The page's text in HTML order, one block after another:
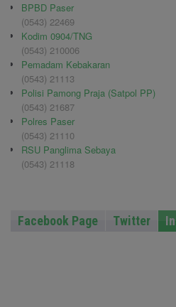
BPBD Paser
(0543) 22469
Kodim 0904/TNG
(0543) 210006
Pemadam Kebakaran
(0543) 21113
Polisi Pamong Praja (Satpol PP)
(0543) 21687
Polres Paser
(0543) 21110
RSU Panglima Sebaya
(0543) 21118
Facebook Page Twitter